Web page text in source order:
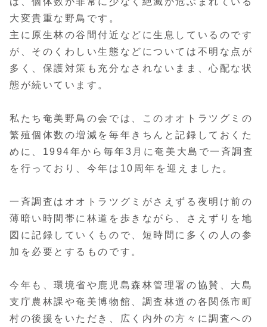
大変貴重な野鳥です。
主に原生林の谷間付近などに生息しているのです
が、そのくわしい生態などについては不明な点が
多く、保護対策も充分なされないまま、心配な状
態が続いています。
私たち奄美野鳥の会では、このオオトラツグミの
繁殖個体数の増減を毎年きちんと記録しておくた
めに、1994年から毎年3月に奄美大島で一斉調査
を行っており、今年は10周年を迎えました。
一斉調査はオオトラツグミがさえずる夜明け前の
薄暗い時間帯に林道を歩きながら、さえずりを地
図に記録していくもので、短時間に多くの人の参
加を必要とするものです。
今年も、環境省や鹿児島森林管理署の協賛、大島
支庁農林課や奄美博物館、調査林道の各関係市町
村の後援をいただき、広く内外の方々に調査への